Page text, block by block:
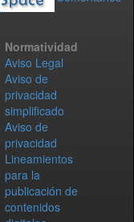
Normatividad
Aviso Legal
Aviso de
privacidad
simplificado
Aviso de
privacidad
Lineamientos
para la
publicación de
contenidos